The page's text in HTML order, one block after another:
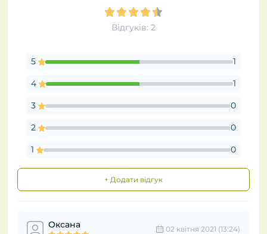
Відгуків: 2
5 1
4 1
3 0
2 0
1 0
+ Додати відгук
Оксана 02 квітня 2021 (13:24)